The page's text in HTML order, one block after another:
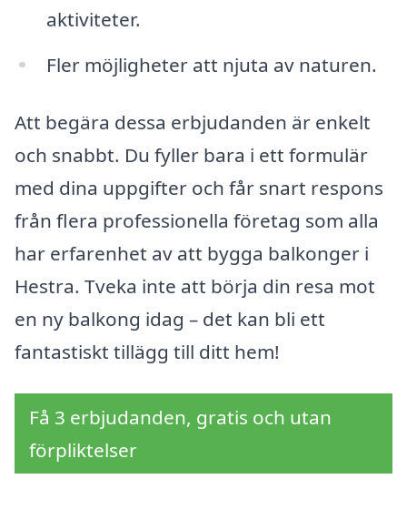
aktiviteter.
Fler möjligheter att njuta av naturen.
Att begära dessa erbjudanden är enkelt
och snabbt. Du fyller bara i ett formulär
med dina uppgifter och får snart respons
från flera professionella företag som alla
har erfarenhet av att bygga balkonger i
Hestra. Tveka inte att börja din resa mot
en ny balkong idag – det kan bli ett
fantastiskt tillägg till ditt hem!
Få 3 erbjudanden, gratis och utan
förpliktelser